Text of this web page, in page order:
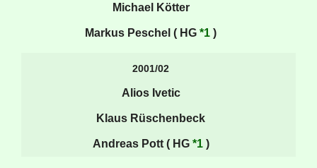
Michael Kötter
Markus Peschel ( HG*1 )
2001/02
Alios Ivetic
Klaus Rüschenbeck
Andreas Pott ( HG *1)